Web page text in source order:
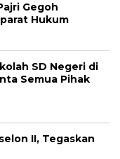
Gegoh
Hukum
SD Negeri di
Semua Pihak
II, Tegaskan